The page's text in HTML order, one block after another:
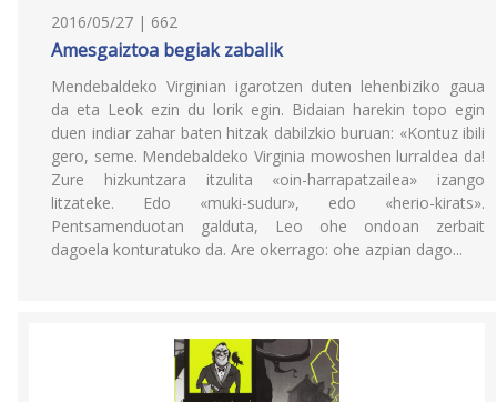
2016/05/27 | 662
Amesgaiztoa begiak zabalik
Mendebaldeko Virginian igarotzen duten lehenbiziko gaua
da eta Leok ezin du lorik egin. Bidaian harekin topo egin
duen indiar zahar baten hitzak dabilzkio buruan: «Kontuz ibili
gero, seme. Mendebaldeko Virginia mowoshen lurraldea da!
Zure hizkuntzara itzulita «oin-harrapatzailea» izango
litzateke. Edo «muki-sudur», edo «herio-kirats».
Pentsamenduotan galduta, Leo ohe ondoan zerbait
dagoela konturatuko da. Are okerrago: ohe azpian dago...